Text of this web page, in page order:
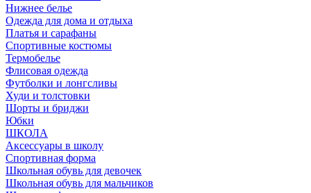
Нижнее белье
Одежда для дома и отдыха
Платья и сарафаны
Спортивные костюмы
Термобелье
Флисовая одежда
Футболки и лонгсливы
Худи и толстовки
Шорты и бриджи
Юбки
ШКОЛА
Аксессуары в школу
Спортивная форма
Школьная обувь для девочек
Школьная обувь для мальчиков